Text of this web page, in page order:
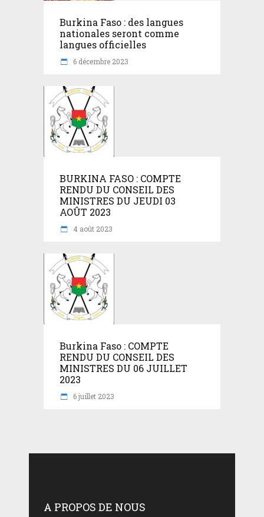
Burkina Faso : des langues
nationales seront comme
langues officielles
6 décembre 2023
BURKINA FASO : COMPTE
RENDU DU CONSEIL DES
MINISTRES DU JEUDI 03
AOÛT 2023
4 août 2023
Burkina Faso : COMPTE
RENDU DU CONSEIL DES
MINISTRES DU 06 JUILLET
2023
6 juillet 2023
A PROPOS DE NOUS